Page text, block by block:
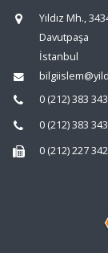
Yıldız Mh.,
Davutpaşa
İstanbul
0 (212) 383
0 (212) 383
0 (212) 227